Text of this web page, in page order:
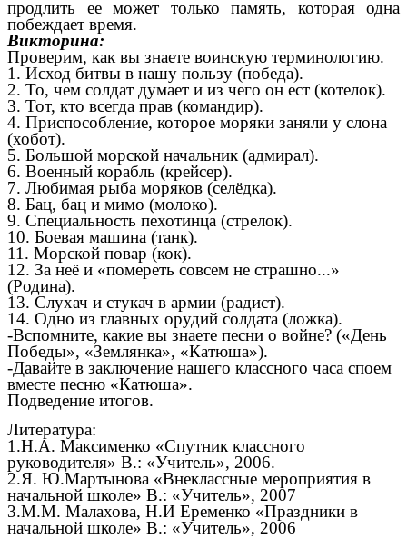
продлить ее может только память, которая одна
побеждает время.
Викторина:
Проверим, как вы знаете воинскую терминологию.
1. Исход битвы в нашу пользу (победа).
2. То, чем солдат думает и из чего он ест (котелок).
3. Тот, кто всегда прав (командир).
4. Приспособление, которое моряки заняли у слона
(хобот).
5. Большой морской начальник (адмирал).
6. Военный корабль (крейсер).
7. Любимая рыба моряков (селёдка).
8. Бац, бац и мимо (молоко).
9. Специальность пехотинца (стрелок).
10. Боевая машина (танк).
11. Морской повар (кок).
12. За неё и «помереть совсем не страшно...»
(Родина).
13. Слухач и стукач в армии (радист).
14. Одно из главных орудий солдата (ложка).
-Вспомните, какие вы знаете песни о войне? («День
Победы», «Землянка», «Катюша»).
-Давайте в заключение нашего классного часа споем
вместе песню «Катюша».
Подведение итогов.
Литература:
1.Н.А. Максименко «Спутник классного
руководителя» В.: «Учитель», 2006.
2.Я. Ю.Мартынова «Внеклассные мероприятия в
начальной школе» В.: «Учитель», 2007
3.М.М. Малахова, Н.И Еременко «Праздники в
начальной школе» В.: «Учитель», 2006